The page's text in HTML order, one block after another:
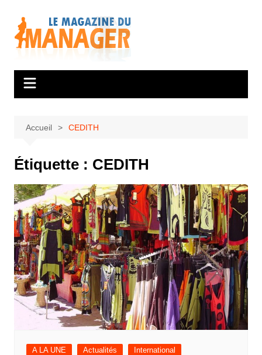
contenu
Accueil CEDITH
Étiquette : CEDITH
A LA UNE Actualités International